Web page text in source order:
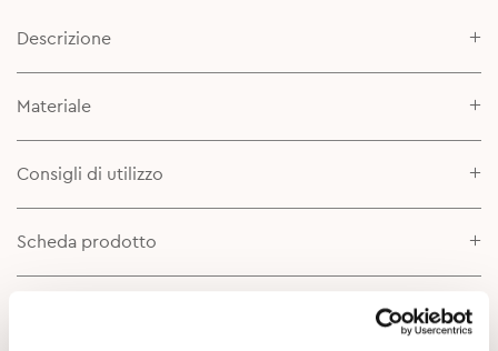
Descrizione
Materiale
Consigli di utilizzo
Scheda prodotto